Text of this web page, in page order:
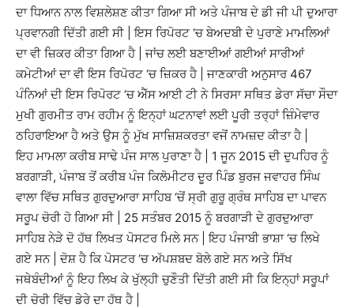
ਦਾ ਧਿਆਨ ਨਾਲ ਵਿਸ਼ਲੇਸ਼ਣ ਕੀਤਾ ਗਿਆ ਸੀ ਅਤੇ ਪੰਜਾਬ ਦੇ ਡੀ ਜੀ ਪੀ ਦੁਆਰਾ
ਪ੍ਰਵਾਨਗੀ ਦਿੱਤੀ ਗਈ ਸੀ | ਇਸ ਰਿਪੋਰਟ ‘ਚ ਬੇਅਦਬੀ ਦੇ ਪੁਰਾਣੇ ਮਾਮਲਿਆਂ
ਦਾ ਵੀ ਜ਼ਿਕਰ ਕੀਤਾ ਗਿਆ ਹੈ | ਜਾਂਚ ਲਈ ਬਣਾਈਆਂ ਗਈਆਂ ਸਾਰੀਆਂ
ਕਮੇਟੀਆਂ ਦਾ ਵੀ ਇਸ ਰਿਪੋਰਟ ‘ਚ ਜ਼ਿਕਰ ਹੈ | ਜਾਣਕਾਰੀ ਅਨੁਸਾਰ 467
ਪੰਨਿਆਂ ਦੀ ਇਸ ਰਿਪੋਰਟ ‘ਚ ਐੱਸ ਆਈ ਟੀ ਨੇ ਸਿਰਸਾ ਸਥਿਤ ਡੇਰਾ ਸੱਚਾ ਸੌਦਾ
ਮੁਖੀ ਗੁਰਮੀਤ ਰਾਮ ਰਹੀਮ ਨੂੰ ਇਨ੍ਹਾਂ ਘਟਨਾਵਾਂ ਲਈ ਪੂਰੀ ਤਰ੍ਹਾਂ ਜ਼ਿੰਮੇਵਾਰ
ਠਹਿਰਾਇਆ ਹੈ ਅਤੇ ਉਸ ਨੂੰ ਮੁੱਖ ਸਾਜ਼ਿਸ਼ਕਰਤਾ ਵਜੋਂ ਨਾਮਜ਼ਦ ਕੀਤਾ ਹੈ |
ਇਹ ਮਾਮਲਾ ਕਰੀਬ ਸਾਢੇ ਪੰਜ ਸਾਲ ਪੁਰਾਣਾ ਹੈ | 1 ਜੂਨ 2015 ਦੀ ਦੁਪਹਿਰ ਨੂੰ
ਬਰਗਾੜੀ, ਪੰਜਾਬ ਤੋਂ ਕਰੀਬ ਪੰਜ ਕਿਲੋਮੀਟਰ ਦੂਰ ਪਿੰਡ ਬੁਰਜ ਜਵਾਹਰ ਸਿੰਘ
ਵਾਲਾ ਵਿੱਚ ਸਥਿਤ ਗੁਰਦੁਆਰਾ ਸਾਹਿਬ ‘ਚੋਂ ਸ੍ਰੀ ਗੁਰੂ ਗ੍ਰੰਥ ਸਾਹਿਬ ਦਾ ਪਾਵਨ
ਸਰੂਪ ਚੋਰੀ ਹੋ ਗਿਆ ਸੀ | 25 ਸਤੰਬਰ 2015 ਨੂੰ ਬਰਗਾੜੀ ਦੇ ਗੁਰਦੁਆਰਾ
ਸਾਹਿਬ ਨੇੜੇ ਦੋ ਹੱਥ ਲਿਖਤ ਪੋਸਟਰ ਮਿਲੇ ਸਨ | ਇਹ ਪੰਜਾਬੀ ਭਾਸ਼ਾ ‘ਚ ਲਿਖੇ
ਗਏ ਸਨ | ਦੋਸ਼ ਹੈ ਕਿ ਪੋਸਟਰ ‘ਚ ਅੱਪਸ਼ਬਦ ਬੋਲੇ ਗਏ ਸਨ ਅਤੇ ਸਿੱਖ
ਜਥੇਬੰਦੀਆਂ ਨੂੰ ਇਹ ਲਿਖ ਕੇ ਖੁੱਲ੍ਹੀ ਚੁਣੌਤੀ ਦਿੱਤੀ ਗਈ ਸੀ ਕਿ ਇਨ੍ਹਾਂ ਸਰੂਪਾਂ
ਦੀ ਚੋਰੀ ਵਿੱਚ ਡੇਰੇ ਦਾ ਹੱਥ ਹੈ |